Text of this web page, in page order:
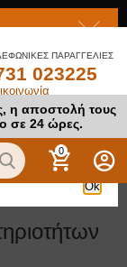
ΠΑΡΑΓΓΕΛΙΕΣ
023225
η αποστολή τους
σε 24 ώρες.
0
πρόσβαση
Ok